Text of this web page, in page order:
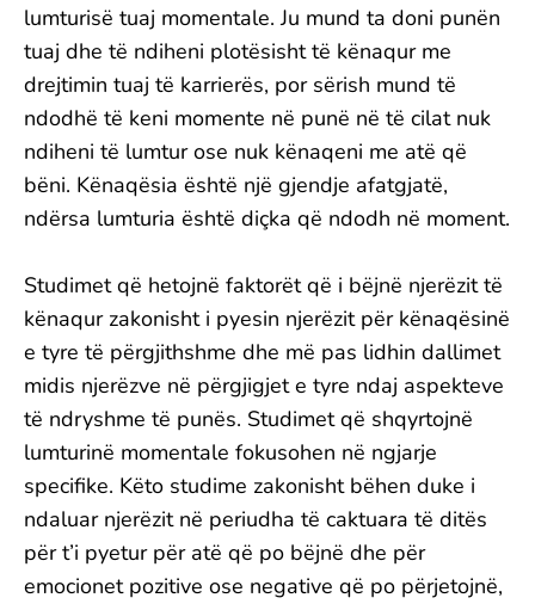
lumturisë tuaj momentale. Ju mund ta doni punën
tuaj dhe të ndiheni plotësisht të kënaqur me
drejtimin tuaj të karrierës, por sërish mund të
ndodhë të keni momente në punë në të cilat nuk
ndiheni të lumtur ose nuk kënaqeni me atë që
bëni. Kënaqësia është një gjendje afatgjatë,
ndërsa lumturia është diçka që ndodh në moment.
Studimet që hetojnë faktorët që i bëjnë njerëzit të
kënaqur zakonisht i pyesin njerëzit për kënaqësinë
e tyre të përgjithshme dhe më pas lidhin dallimet
midis njerëzve në përgjigjet e tyre ndaj aspekteve
të ndryshme të punës. Studimet që shqyrtojnë
lumturinë momentale fokusohen në ngjarje
specifike. Këto studime zakonisht bëhen duke i
ndaluar njerëzit në periudha të caktuara të ditës
për t’i pyetur për atë që po bëjnë dhe për
emocionet pozitive ose negative që po përjetojnë,